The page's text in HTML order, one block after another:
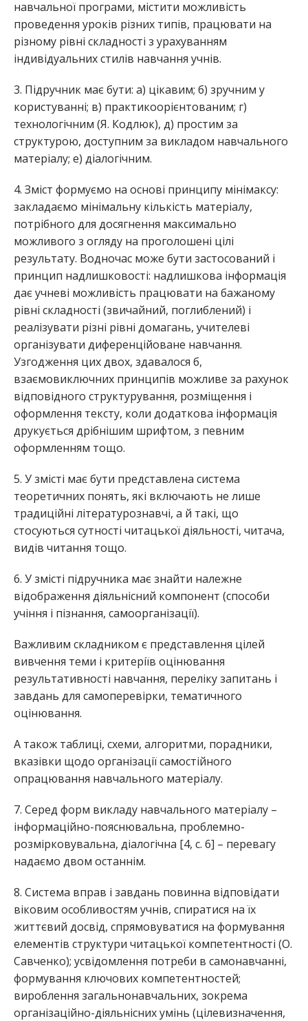
навчальної програми, містити можливість
проведення уроків різних типів, працювати на
різному рівні складності з урахуванням
індивідуальних стилів навчання учнів.
3. Підручник має бути: а) цікавим; б) зручним у
користуванні; в) практикоорієнтованим; г)
технологічним (Я. Кодлюк), д) простим за
структурою, доступним за викладом навчального
матеріалу; е) діалогічним.
4. Зміст формуємо на основі принципу мінімаксу:
закладаємо мінімальну кількість матеріалу,
потрібного для досягнення максимально
можливого з огляду на проголошені цілі
результату. Водночас може бути застосований і
принцип надлишковості: надлишкова інформація
дає учневі можливість працювати на бажаному
рівні складності (звичайний, поглиблений) і
реалізувати різні рівні домагань, учителеві
організувати диференційоване навчання.
Узгодження цих двох, здавалося б,
взаємовиключних принципів можливе за рахунок
відповідного структурування, розміщення і
оформлення тексту, коли додаткова інформація
друкується дрібнішим шрифтом, з певним
оформленням тощо.
5. У змісті має бути представлена система
теоретичних понять, які включають не лише
традиційні літературознавчі, а й такі, що
стосуються сутності читацької діяльності, читача,
видів читання тощо.
6. У змісті підручника має знайти належне
відображення діяльнісний компонент (способи
учіння і пізнання, самоорганізації).
Важливим складником є представлення цілей
вивчення теми і критеріїв оцінювання
результативності навчання, переліку запитань і
завдань для самоперевірки, тематичного
оцінювання.
А також таблиці, схеми, алгоритми, порадники,
вказівки щодо організації самостійного
опрацювання навчального матеріалу.
7. Серед форм викладу навчального матеріалу –
інформаційно-пояснювальна, проблемно-
розмірковувальна, діалогічна [4, с. 6] – перевагу
надаємо двом останнім.
8. Система вправ і завдань повинна відповідати
віковим особливостям учнів, спиратися на їх
життєвий досвід, спрямовуватися на формування
елементів структури читацької компетентності (О.
Савченко); усвідомлення потреби в самонавчанні,
формування ключових компетентностей;
вироблення загальнонавчальних, зокрема
організаційно-діяльнісних умінь (цілевизначення,